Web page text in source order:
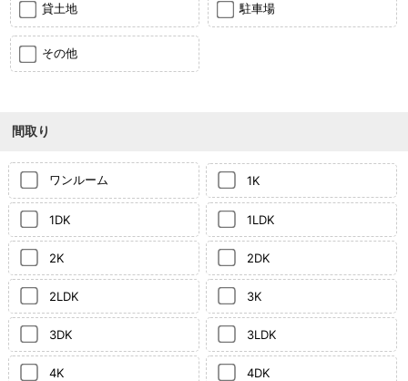
貸土地 駐車場
その他
間取り
ワンルーム 1K
1DK 1LDK
2K 2DK
2LDK 3K
3DK 3LDK
4K 4DK